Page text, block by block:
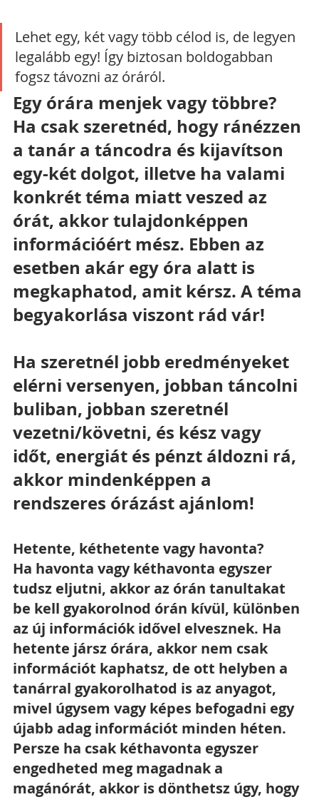
Lehet egy, két vagy több célod is, de legyen
legalább egy! Így biztosan boldogabban
fogsz távozni az óráról.
Egy órára menjek vagy többre?
Ha csak szeretnéd, hogy ránézzen
a tanár a táncodra és kijavítson
egy-két dolgot, illetve ha valami
konkrét téma miatt veszed az
órát, akkor tulajdonképpen
információért mész. Ebben az
esetben akár egy óra alatt is
megkaphatod, amit kérsz. A téma
begyakorlása viszont rád vár!
Ha szeretnél jobb eredményeket
elérni versenyen, jobban táncolni
buliban, jobban szeretnél
vezetni/követni, és kész vagy
időt, energiát és pénzt áldozni rá,
akkor mindenképpen a
rendszeres órázást ajánlom!
Hetente, kéthetente vagy havonta?
Ha havonta vagy kéthavonta egyszer
tudsz eljutni, akkor az órán tanultakat
be kell gyakorolnod órán kívül, különben
az új információk idővel elvesznek. Ha
hetente jársz órára, akkor nem csak
információt kaphatsz, de ott helyben a
tanárral gyakorolhatod is az anyagot,
mivel úgysem vagy képes befogadni egy
újabb adag információt minden héten.
Persze ha csak kéthavonta egyszer
engedheted meg magadnak a
magánórát, akkor is dönthetsz úgy, hogy